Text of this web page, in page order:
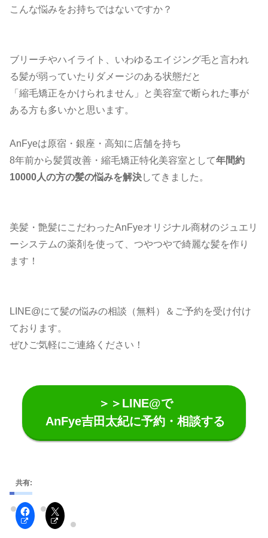
こんな悩みをお持ちではないですか？
ブリーチやハイライト、いわゆるエイジング毛と言われ
る髪が弱っていたりダメージのある状態だと
「縮毛矯正をかけられません」と美容室で断られた事が
ある方も多いかと思います。
AnFyeは原宿・銀座・高知に店舗を持ち
8年前から髪質改善・縮毛矯正特化美容室として年間約
10000人の方の髪の悩みを解決してきました。
美髪・艶髪にこだわったAnFyeオリジナル商材のジュエリ
ーシステムの薬剤を使って、つやつやで綺麗な髪を作り
ます！
LINE@にて髪の悩みの相談（無料）＆ご予約を受け付け
ております。
ぜひご気軽にご連絡ください！
＞＞LINE@で
AnFye吉田太紀に予約・相談する
共有: